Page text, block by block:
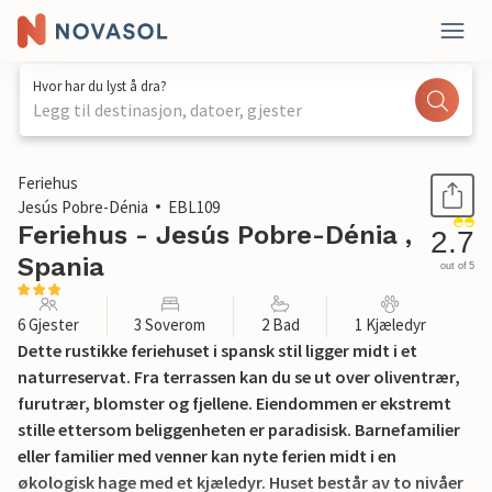
Hvor har du lyst å dra?
Legg til destinasjon, datoer, gjester
1 / 35
Feriehus
Jesús Pobre-Dénia
EBL109
Feriehus - Jesús Pobre-Dénia ,
Spania
2.7
out of 5
6 Gjester 3 Soverom 2 Bad 1 Kjæledyr
Dette rustikke feriehuset i spansk stil ligger midt i et
naturreservat. Fra terrassen kan du se ut over oliventrær,
furutrær, blomster og fjellene. Eiendommen er ekstremt
stille ettersom beliggenheten er paradisisk. Barnefamilier
eller familier med venner kan nyte ferien midt i en
økologisk hage med et kjæledyr. Huset består av to nivåer